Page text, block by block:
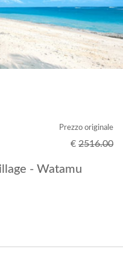
Prezzo originale
€ 2516.00
- Watamu